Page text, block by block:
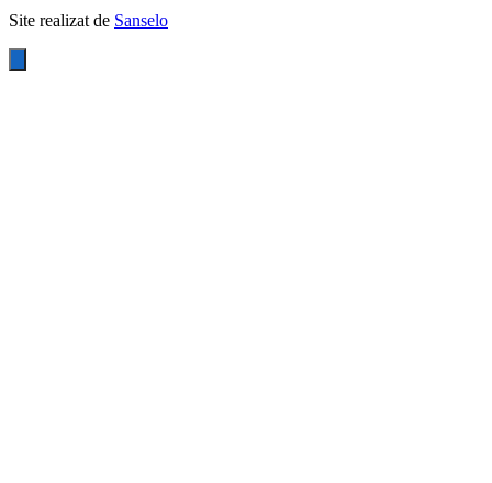
Site realizat de Sanselo